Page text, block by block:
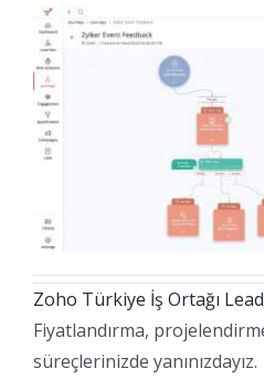
Zoho Türkiye İş Ortağı
Fiyatlandırma,
süreçlerinizde yanınızdayız.